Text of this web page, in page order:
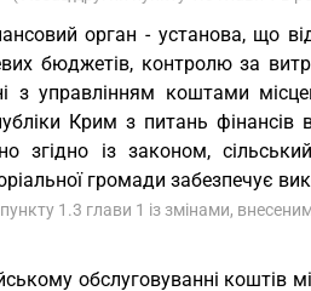
орган - установа, що
бюджетів, контролю за
з управлінням коштами
Крим з питань фінансів
згідно із законом,
громади забезпечує
1.3 глави 1 із змінами,
обслуговуванні коштів